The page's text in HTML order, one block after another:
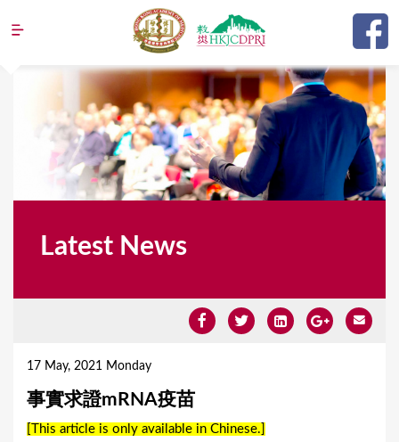
Jump to navigation
Latest News
17 May, 2021 Monday
事實求證mRNA疫苗
[This article is only available in Chinese.]